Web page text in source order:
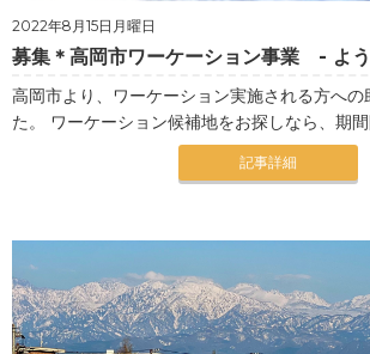
2022年8月15日月曜日
募集＊高岡市ワーケーション事業 - よ
高岡市より、ワーケーション実施される方への
た。 ワーケーション候補地をお探しなら、期
記事詳細